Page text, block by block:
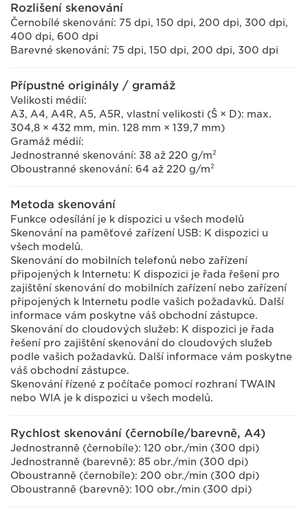
Rozlišení skenování
Černobílé skenování: 75 dpi, 150 dpi, 200 dpi, 300 dpi,
400 dpi, 600 dpi
Barevné skenování: 75 dpi, 150 dpi, 200 dpi, 300 dpi
Přípustné originály / gramáž
Velikosti médií:
A3, A4, A4R, A5, A5R, vlastní velikosti (Š × D): max.
304,8 × 432 mm, min. 128 mm × 139,7 mm)
Gramáž médií:
Jednostranné skenování: 38 až 220 g/m²
Oboustranné skenování: 64 až 220 g/m²
Metoda skenování
Funkce odesílání je k dispozici u všech modelů
Skenování na paměťové zařízení USB: K dispozici u
všech modelů.
Skenování do mobilních telefonů nebo zařízení
připojených k Internetu: K dispozici je řada řešení pro
zajištění skenování do mobilních zařízení nebo zařízení
připojených k Internetu podle vašich požadavků. Další
informace vám poskytne váš obchodní zástupce.
Skenování do cloudových služeb: K dispozici je řada
řešení pro zajištění skenování do cloudových služeb
podle vašich požadavků. Další informace vám poskytne
váš obchodní zástupce.
Skenování řízené z počítače pomocí rozhraní TWAIN
nebo WIA je k dispozici u všech modelů.
Rychlost skenování (černobíle/barevně, A4)
Jednostranně (černobíle): 120 obr./min (300 dpi)
Jednostranně (barevně): 85 obr./min (300 dpi)
Oboustranně (černobíle): 200 obr./min (300 dpi)
Oboustranně (barevně): 100 obr./min (300 dpi)